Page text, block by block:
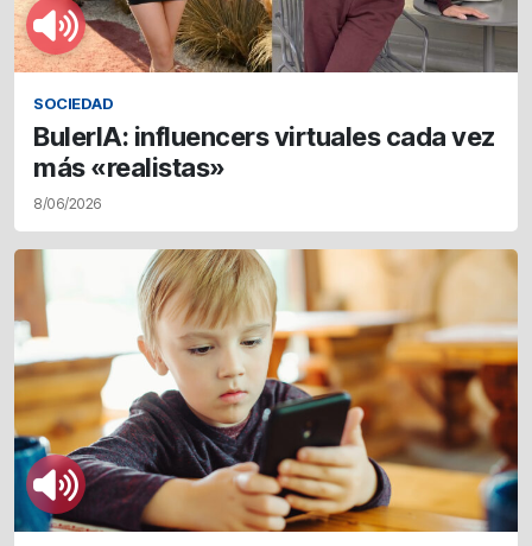
SOCIEDAD
BulerIA: influencers virtuales cada vez
más «realistas»
8/06/2026